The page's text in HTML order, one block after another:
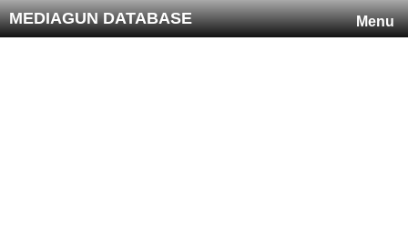
Menu
MEDIAGUN DATABASE